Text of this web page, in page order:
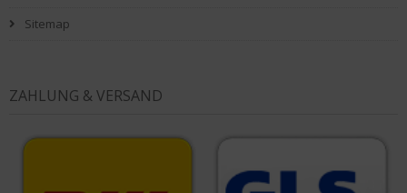
Sitemap
ZAHLUNG & VERSAND